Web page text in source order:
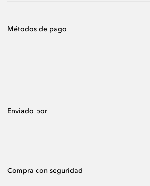
Métodos de pago
Enviado por
Compra con seguridad